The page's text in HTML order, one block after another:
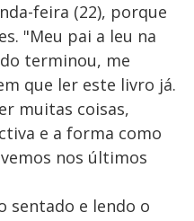
feira (22), porque
"Meu pai a leu na
terminou, me
que ler este livro já.
muitas coisas,
e a forma como
nos últimos
sentado e lendo o